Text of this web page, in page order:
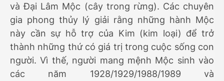
và Đại Lâm Mộc (cây trong rừng). Các chuyên
gia phong thủy lý giải rằng những hành Mộc
này cần sự hỗ trợ của Kim (kim loại) để trở
thành những thứ có giá trị trong cuộc sống con
người. Vì thế, người mang mệnh Mộc sinh vào
các năm 1928/1929/1988/1989 và